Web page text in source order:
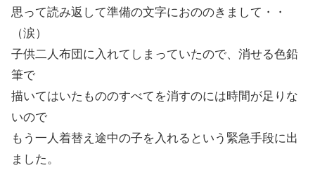
思って読み返して準備の文字におののきまして・・
（涙）
子供二人布団に入れてしまっていたので、消せる色鉛
筆で
描いてはいたもののすべてを消すのには時間が足りな
いので
もう一人着替え途中の子を入れるという緊急手段に出
ました。